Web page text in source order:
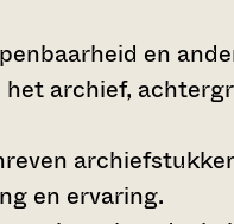
en
archief,
en ervaring.